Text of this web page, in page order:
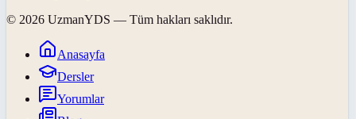
© 2026 UzmanYDS — Tüm hakları saklıdır.
Anasayfa
Dersler
Yorumlar